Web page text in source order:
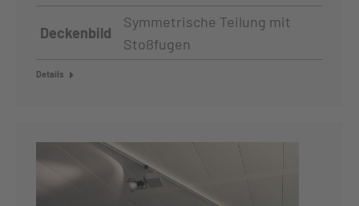
Deckenbild
Symmetrische Teilung mit
Stoßfugen
Details